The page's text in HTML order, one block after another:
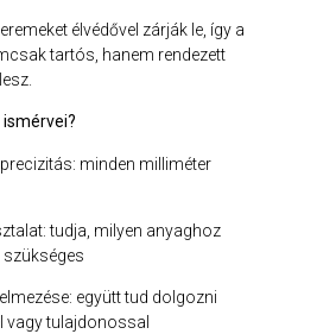
élvédővel zárják le, így a
tartós, hanem rendezett
ismérvei?
minden milliméter
tudja, milyen anyaghoz
szükséges
együtt tud dolgozni
vagy tulajdonossal